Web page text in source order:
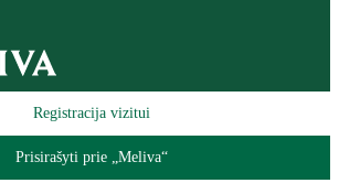
Registracija vizitui
Prisirašyti prie „Meliva“